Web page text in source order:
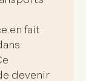
en fait
devenir